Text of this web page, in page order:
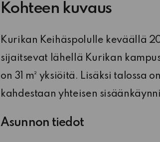
Kohteen kuvaus
Kurikan Keihäspolulle keväällä
sijaitsevat lähellä Kurikan
on 31 m² yksiöitä. Lisäksi talossa
kahdestaan yhteisen
Asunnon tiedot